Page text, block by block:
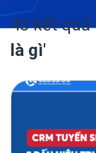
43 kết
là gì'